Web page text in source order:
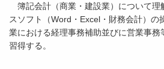
簿記会計（商業・建設業）について理
スソフト（Word・Excel・財務会計）の
業における経理事務補助並びに営業事務
習得する。